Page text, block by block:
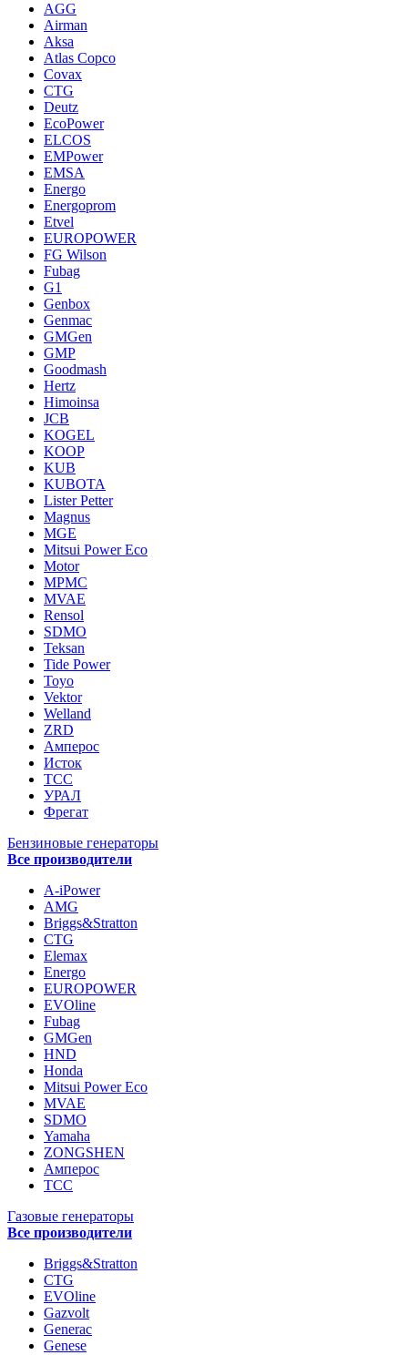
AGG
Airman
Aksa
Atlas Copco
Covax
CTG
Deutz
EcoPower
ELCOS
EMPower
EMSA
Energo
Energoprom
Etvel
EUROPOWER
FG Wilson
Fubag
G1
Genbox
Genmac
GMGen
GMP
Goodmash
Hertz
Himoinsa
JCB
KOGEL
KOOP
KUB
KUBOTA
Lister Petter
Magnus
MGE
Mitsui Power Eco
Motor
MPMC
MVAE
Rensol
SDMO
Teksan
Tide Power
Toyo
Vektor
Welland
ZRD
Амперос
Исток
ТСС
УРАЛ
Фрегат
Бензиновые генераторы
Все производители
A-iPower
AMG
Briggs&Stratton
CTG
Elemax
Energo
EUROPOWER
EVOline
Fubag
GMGen
HND
Honda
Mitsui Power Eco
MVAE
SDMO
Yamaha
ZONGSHEN
Амперос
ТСС
Газовые генераторы
Все производители
Briggs&Stratton
CTG
EVOline
Gazvolt
Generac
Genese